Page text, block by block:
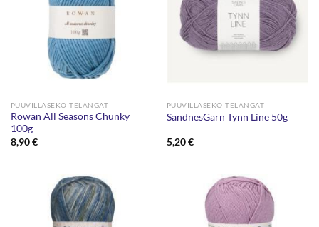
PUUVILLASEKOITELANGAT
Rowan All Seasons Chunky
100g
8,90€
PUUVILLASEKOITELANGAT
SandnesGarn Tynn Line 50g
5,20€